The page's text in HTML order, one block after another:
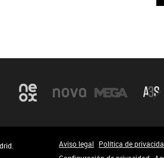
Aviso legal Política de